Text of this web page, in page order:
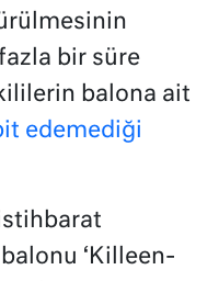
bir süre
balona ait
edemediği
‘Killeen-